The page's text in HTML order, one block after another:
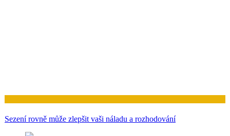
Sezení rovně může zlepšit vaši náladu a rozhodování